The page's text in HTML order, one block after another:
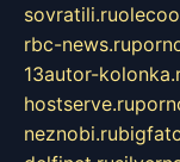
sovratili.ru
rbc-news.ru
13autor-
hostserve.ru
neznobi.ru